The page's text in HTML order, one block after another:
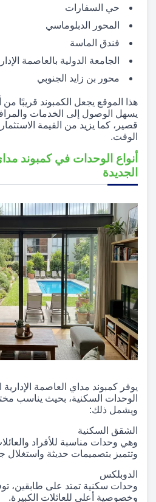
حي السفارات
المحور الدبلوماسي
فندق الماسة
الجامعة الدولية بالعاصمة
محور بن زايد الجنوبي
هذا الموقع يجعل الكمبوند قريبًا
يسهل الوصول إلى الخدمات
قصير، كما يزيد من القيمة
الوقت.
أنواع الوحدات في كمبوند
الجديدة
يوفر كمبوند مداي العاصمة الإدارية
الوحدات السكنية، بحيث يناسب
ويشمل ذلك:
الشقق السكنية
وهي وحدات مناسبة للأفراد
وتتميز بتصميمات حديثة واستغلال
الدوبلكس
وحدات سكنية تمتد على طابقين،
وخصوصية أعلى للعائلات الكبيرة.